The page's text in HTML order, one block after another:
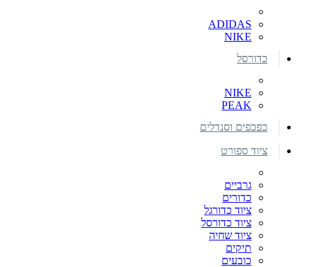
ADIDAS
NIKE
כדורסל
NIKE
PEAK
כפכפים וסנדלים
ציוד ספורט
גרביים
כדורים
ציוד כדורגל
ציוד כדורסל
ציוד שחיה
תיקים
כובעים